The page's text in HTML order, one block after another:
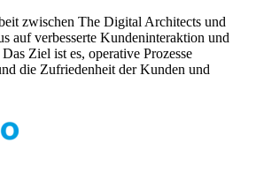
zwischen The Digital Architects und
auf verbesserte Kundeninteraktion und
Ziel ist es, operative Prozesse
die Zufriedenheit der Kunden und